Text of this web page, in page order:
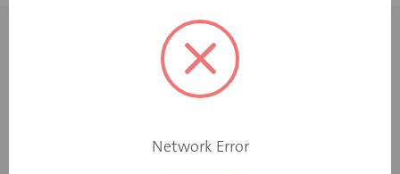
Network Error